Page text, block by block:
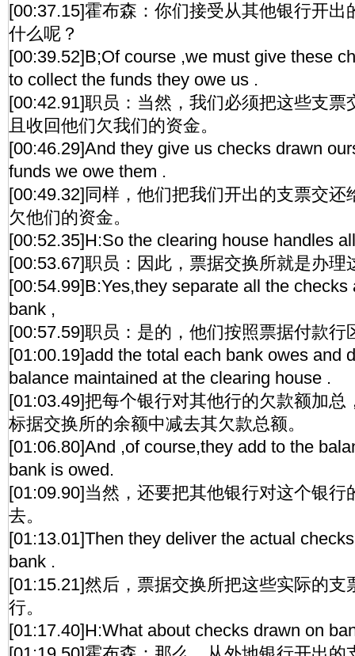
[00:37.15]霍布森：你们接受从其他银行开出
什么呢？
[00:39.52]B;Of course ,we must give these
to collect the funds they owe us .
[00:42.91]职员：当然，我们必须把这些支票
且收回他们欠我们的资金。
[00:46.29]And they give us checks drawn
funds we owe them .
[00:49.32]同样，他们把我们开出的支票交还
欠他们的资金。
[00:52.35]H:So the clearing house handles
[00:53.67]职员：因此，票据交换所就是办理
[00:54.99]B:Yes,they separate all the
bank ,
[00:57.59]职员：是的，他们按照票据付款行
[01:00.19]add the total each bank owes and
balance maintained at the clearing house .
[01:03.49]把每个银行对其他行的欠款额加总
标据交换所的余额中减去其欠款总额。
[01:06.80]And ,of course,they add to the
bank is owed.
[01:09.90]当然，还要把其他银行对这个银行
去。
[01:13.01]Then they deliver the actual
bank .
[01:15.21]然后，票据交换所把这些实际的支
行。
[01:17.40]H:What about checks drawn on